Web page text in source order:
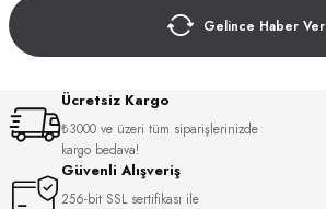
Gelince Haber Ver
Ücretsiz Kargo
₺3000 ve üzeri tüm siparişlerinizde
kargo bedava!
Güvenli Alışveriş
256-bit SSL sertifikası ile